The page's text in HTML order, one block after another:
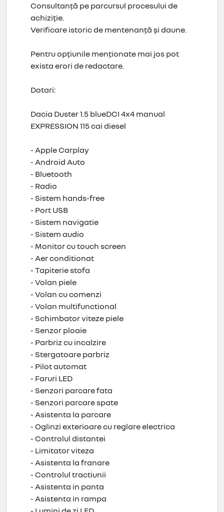
Consultanță pe parcursul procesului de
achiziție.
Verificare istoric de mentenanță și daune.
Pentru opțiunile menționate mai jos pot
exista erori de redactare.
Dotari:
Dacia Duster 1.5 blueDCI 4x4 manual
EXPRESSION 115 cai diesel
- Apple Carplay
- Android Auto
- Bluetooth
- Radio
- Sistem hands-free
- Port USB
- Sistem navigatie
- Sistem audio
- Monitor cu touch screen
- Aer conditionat
- Tapiterie stofa
- Volan piele
- Volan cu comenzi
- Volan multifunctional
- Schimbator viteze piele
- Senzor ploaie
- Parbriz cu incalzire
- Stergatoare parbriz
- Pilot automat
- Faruri LED
- Senzori parcare fata
- Senzori parcare spate
- Asistenta la parcare
- Oglinzi exterioare cu reglare electrica
- Controlul distantei
- Limitator viteza
- Asistenta la franare
- Controlul tractiunii
- Asistenta in panta
- Asistenta in rampa